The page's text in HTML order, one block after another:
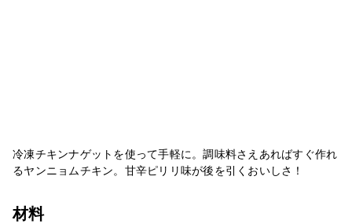
冷凍チキンナゲットを使って手軽に。調味料さえあればすぐ作れ
るヤンニョムチキン。甘辛ピリリ味が後を引くおいしさ！
材料